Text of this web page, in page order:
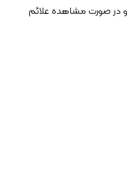
و در صورت مشاهده علائم